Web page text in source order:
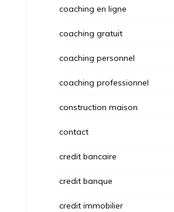
coaching en ligne
coaching gratuit
coaching personnel
coaching professionnel
construction maison
contact
credit bancaire
credit banque
credit immobilier